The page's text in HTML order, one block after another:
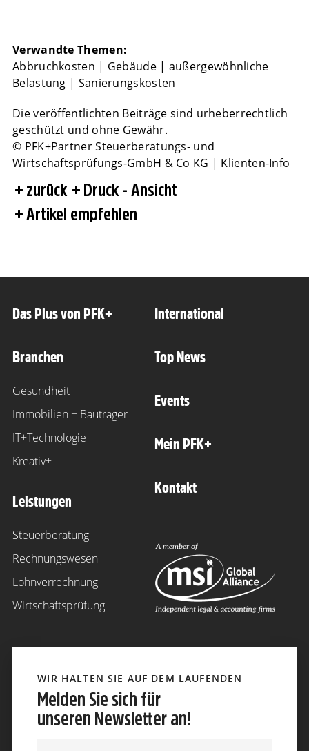
Verwandte Themen:
Abbruchkosten | Gebäude| außergewöhnliche
Belastung | Sanierungskosten
Die veröffentlichten Beiträge sind urheberrechtlich
geschützt und ohne Gewähr.
© PFK+Partner Steuerberatungs- und
Wirtschaftsprüfungs-GmbH & Co KG | Klienten-Info
zurück
Druck - Ansicht
Artikel empfehlen
Das Plus von PFK+
Branchen
Gesundheit
Immobilien + Bauträger
IT+Technologie
Kreativ+
Leistungen
Steuerberatung
Rechnungswesen
Lohnverrechnung
Wirtschaftsprüfung
International
Top News
Events
Mein PFK+
Kontakt
WIR HALTEN SIE AUF DEM LAUFENDEN
Melden Sie sich für
unseren Newsletter an!